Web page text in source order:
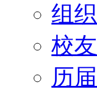
组
校
历